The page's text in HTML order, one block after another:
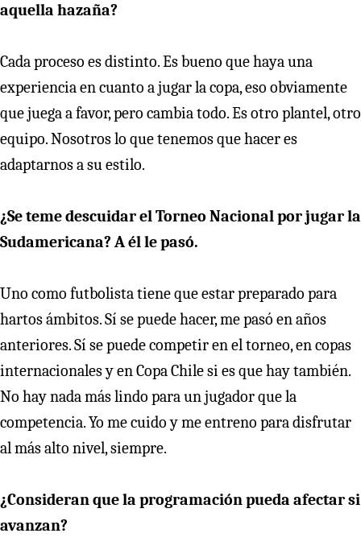
aquella hazaña?
Cada proceso es distinto. Es bueno que haya una
experiencia en cuanto a jugar la copa, eso obviamente
que juega a favor, pero cambia todo. Es otro plantel, otro
equipo. Nosotros lo que tenemos que hacer es
adaptarnos a su estilo.
¿Se teme descuidar el Torneo Nacional por jugar la
Sudamericana? A él le pasó.
Uno como futbolista tiene que estar preparado para
hartos ámbitos. Sí se puede hacer, me pasó en años
anteriores. Sí se puede competir en el torneo, en copas
internacionales y en Copa Chile si es que hay también.
No hay nada más lindo para un jugador que la
competencia. Yo me cuido y me entreno para disfrutar
al más alto nivel, siempre.
¿Consideran que la programación pueda afectar si
avanzan?